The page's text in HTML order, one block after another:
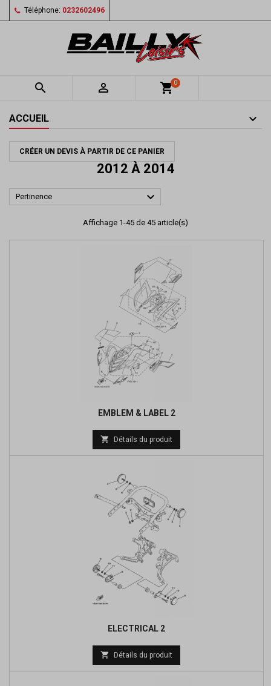
Téléphone: 0232602496
  shopping_cart0
ACCUEIL
CRÉER UN DEVIS À PARTIR DE CE PANIER
2012 À 2014
Pertinence 
Affichage 1-45 de 45 article(s)
EMBLEM & LABEL 2
 Détails du produit
ELECTRICAL 2
Prix
de
 Détails du produit